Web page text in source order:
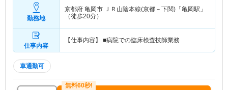
勤務地
京都府 亀岡市 ＪＲ山陰本線(京都－下関)「亀岡駅」
（徒歩20分）
仕事内容
【仕事内容】 ■病院での臨床検査技師業務
車通勤可